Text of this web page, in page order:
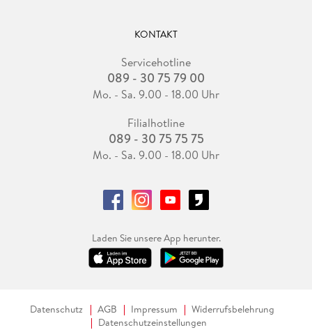
KONTAKT
Servicehotline
089 - 30 75 79 00
Mo. - Sa. 9.00 - 18.00 Uhr
Filialhotline
089 - 30 75 75 75
Mo. - Sa. 9.00 - 18.00 Uhr
Laden Sie unsere App herunter.
Datenschutz AGB Impressum
Widerrufsbelehrung
Datenschutzeinstellungen